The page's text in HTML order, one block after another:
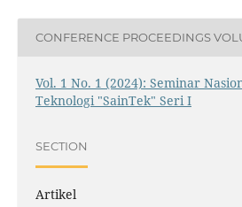
CONFERENCE PROCEEDINGS
Vol. 1 No. 1 (2024): Seminar
Teknologi "SainTek" Seri I
SECTION
Artikel